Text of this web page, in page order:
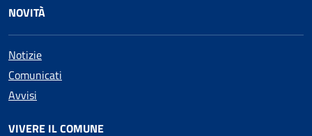
NOVITÀ
Notizie
Comunicati
Avvisi
VIVERE IL COMUNE